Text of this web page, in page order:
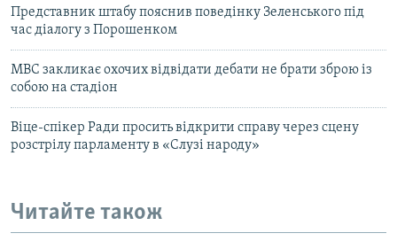
Представник штабу пояснив поведінку Зеленського під
час діалогу з Порошенком
МВС закликає охочих відвідати дебати не брати зброю із
собою на стадіон
Віце-спікер Ради просить відкрити справу через сцену
розстрілу парламенту в «Слузі народу»
Читайте також